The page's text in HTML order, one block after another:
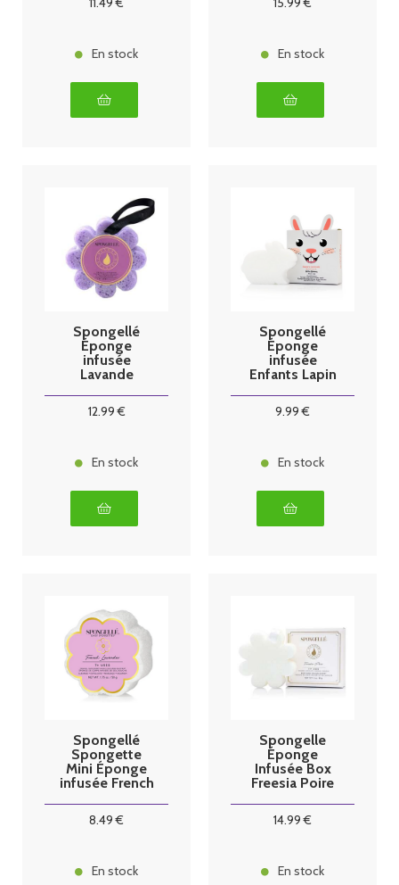
En stock En stock
Spongellé
Éponge
infusée
Lavande
12.99€
En stock
Spongellé
Éponge
infusée
Enfants Lapin
9.99 €
En stock
Spongellé
Spongette
Mini Éponge
infusée French
Spongellé 50g
8.49 €
En stock
Spongelle
Éponge
Infusée Box
Freesia Poire
14.99 €
En stock